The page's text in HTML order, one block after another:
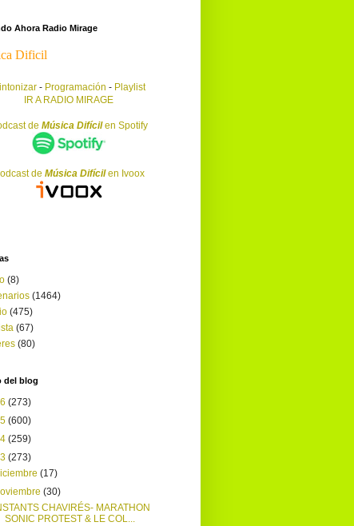
Ahora Radio Mirage
- Programación - Playlist
IR A RADIO MIRAGE
de Música Difícilen Spotify
de Música Difícilen Ivoox
(8)
(1464)
(475)
(67)
(80)
del blog
(273)
(600)
(259)
(273)
(17)
(30)
CHAVIRÉS- MARATHON
SONIC PROTEST & LE COL...